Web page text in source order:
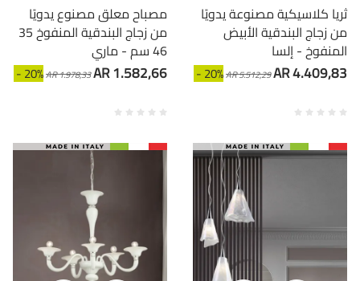
مصباح معلق مصنوع يدويًا
من زجاج البندقية المنفوخ 35
46 سم - ماري
- 20%AR 1.978,33AR 1.582,66
ثريا كلاسيكية مصنوعة يدويًا
من زجاج البندقية الأبيض
المنفوخ - إلسا
- 20%AR 5.512,29AR 4.409,83